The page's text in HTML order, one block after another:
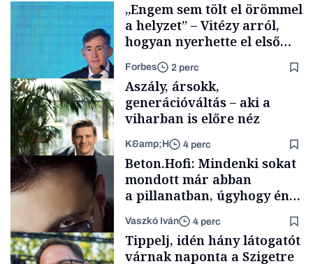
Elszámoltatás
„Engem sem tölt el örömmel
a helyzet” – Vitézy arról,
hogyan nyerhette el első
tenderét Mészárosék cége a
Tisza-kormány alatt
Forbes 2 perc
TÁMOGATÓI
TARTALOM
Aszály, ársokk,
generációváltás – aki a
viharban is előre néz
K&amp;H 4 perc
Beton.Hofi: Mindenki sokat
mondott már abban
a pillanatban, úgyhogy én
a legsarkosabb
gondolataimat akartam
kimondani
Vaszkó Iván 4 perc
Tippelj, idén hány látogatót
várnak naponta a Szigetre